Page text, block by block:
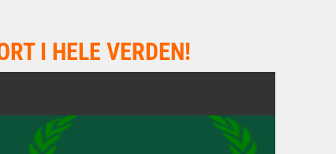
I HELE VERDEN!